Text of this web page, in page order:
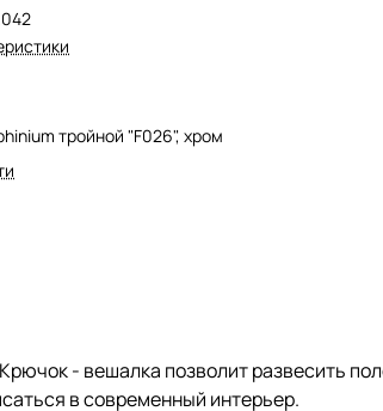
тройной "F026", хром
- вешалка позволит развесить
в современный интерьер.